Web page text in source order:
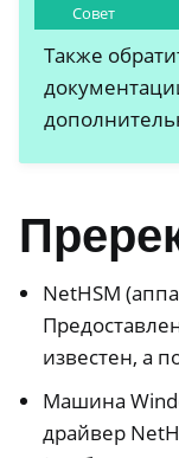
Совет
Также
NetHSM
известен, а
Машина
драйвер